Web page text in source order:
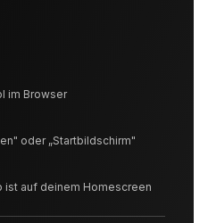
im Browser
oder „Startbildschirm"
ist auf deinem Homescreen